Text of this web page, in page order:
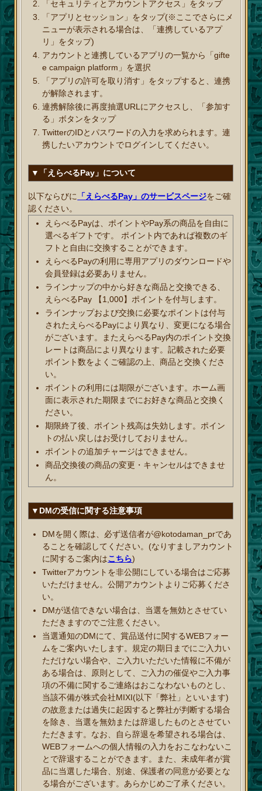
「セキュリティとアカウントアクセス」をタップ
「アプリとセッション」をタップ(※ここでさらにメ
ニューが表示される場合は、「連携しているアプ
リ」をタップ)
アカウントと連携しているアプリの一覧から「gifte
e campaign platform」を選択
「アプリの許可を取り消す」をタップすると、連携
が解除されます。
連携解除後に再度抽選URLにアクセスし、「参加す
る」ボタンをタップ
TwitterのIDとパスワードの入力を求められます。連
携したいアカウントでログインしてください。
▼「えらべるPay」について
以下ならびに 「えらべるPay」のサービスページをご確
認ください。
えらべるPayは、ポイントやPay系の商品を自由に
選べるギフトです。 ポイント内であれば複数のギ
フトと自由に交換することができます。
えらべるPayの利用に専用アプリのダウンロードや
会員登録は必要ありません。
ラインナップの中から好きな商品と交換できる、
えらべるPay 【1,000】ポイントを付与します。
ラインナップおよび交換に必要なポイントは付与
されたえらべるPayにより異なり、変更になる場合
がございます。またえらべるPay内のポイント交換
レートは商品により異なります。記載された必要
ポイント数をよくご確認の上、商品と交換くださ
い。
ポイントの利用には期限がございます。ホーム画
面に表示された期限までにお好きな商品と交換く
ださい。
期限終了後、ポイント残高は失効します。ポイン
トの払い戻しはお受けしておりません。
ポイントの追加チャージはできません。
商品交換後の商品の変更・キャンセルはできませ
ん。
▼DMの受信に関する注意事項
DMを開く際は、必ず送信者が@kotodaman_prであ
ることを確認してください。(なりすましアカウント
に関するご案内はこちら)
Twitterアカウントを非公開にしている場合はご応募
いただけません。公開アカウントよりご応募くださ
い。
DMが送信できない場合は、当選を無効とさせてい
ただきますのでご注意ください。
当選通知のDMにて、賞品送付に関するWEBフォー
ムをご案内いたします。規定の期日までにご入力い
ただけない場合や、ご入力いただいた情報に不備が
ある場合は、原則として、ご入力の催促やご入力事
項の不備に関するご連絡はおこなわないものとし、
当該不備が株式会社MIXI(以下「弊社」といいます)
の故意または過失に起因すると弊社が判断する場合
を除き、当選を無効または辞退したものとさせてい
ただきます。なお、自ら辞退を希望される場合は、
WEBフォームへの個人情報の入力をおこなわないこ
とで辞退することができます。また、未成年者が賞
品に当選した場合、別途、保護者の同意が必要とな
る場合がございます。あらかじめご了承ください。